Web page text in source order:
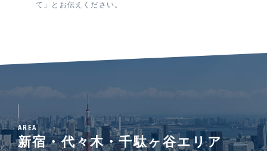
て」とお伝えください。
AREA
新宿・代々木・千駄ヶ谷エリア